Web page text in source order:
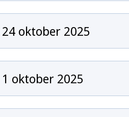
24 oktober 2025
1 oktober 2025